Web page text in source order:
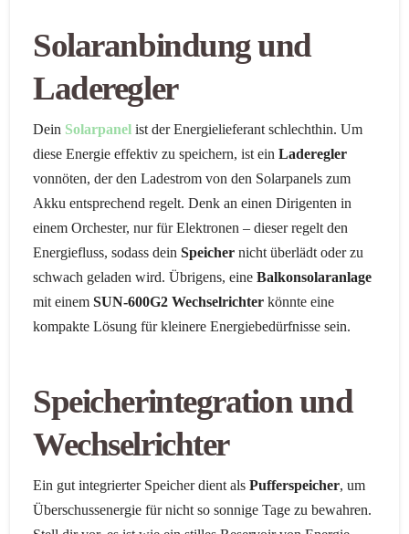
Solaranbindung und
Laderegler
Dein Solarpanel ist der Energielieferant schlechthin. Um
diese Energie effektiv zu speichern, ist einLaderegler
vonnöten, der den Ladestrom von den Solarpanels zum
Akku entsprechend regelt. Denk an einen Dirigenten in
einem Orchester, nur für Elektronen – dieser regelt den
Energiefluss, sodass deinSpeicher nicht überlädt oder zu
schwach geladen wird. Übrigens, eineBalkonsolaranlage
mit einemSUN-600G2 Wechselrichter könnte eine
kompakte Lösung für kleinere Energiebedürfnisse sein.
Speicherintegration und
Wechselrichter
Ein gut integrierter Speicher dient alsPufferspeicher, um
Überschussenergie für nicht so sonnige Tage zu bewahren.